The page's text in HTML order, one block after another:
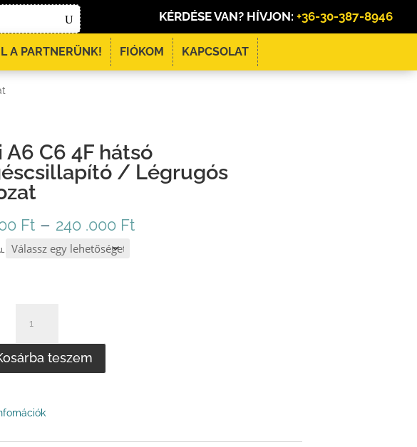
KÉRDÉSE VAN? HÍVJON:+36-30-387-8946
A PARTNERÜNK! FIÓKOM KAPCSOLAT
A6 C6 4F hátsó
/ Légrugós
Ft – 240 .000 FtÁrtartomány:
C6
4F
/
VÁLTOZAT
teszem